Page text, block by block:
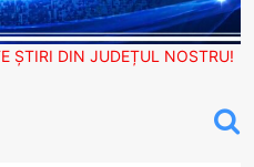
ȘTIRI DIN JUDEȚUL NOSTRU!